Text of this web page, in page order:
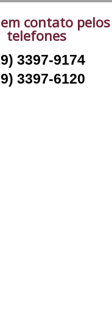
contato pelos
telefones
3397-9174
3397-6120